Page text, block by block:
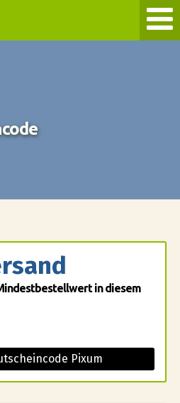
in diesem
Pixum